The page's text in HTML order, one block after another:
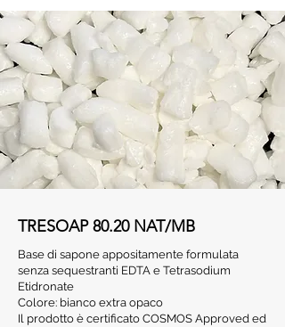
TRESOAP 80.20 NAT/MB
Base di sapone appositamente formulata
senza sequestranti EDTA e Tetrasodium
Etidronate
Colore: bianco extra opaco
Il prodotto è certificato COSMOS Approved ed